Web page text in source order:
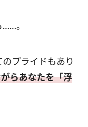
。
プライドもあり
らあなたを「浮